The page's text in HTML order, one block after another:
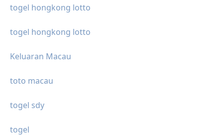
togel hongkong lotto
togel hongkong lotto
Keluaran Macau
toto macau
togel sdy
togel